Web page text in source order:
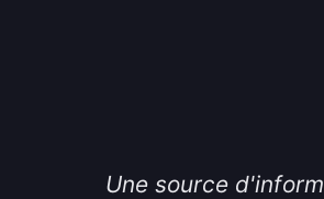
Une source